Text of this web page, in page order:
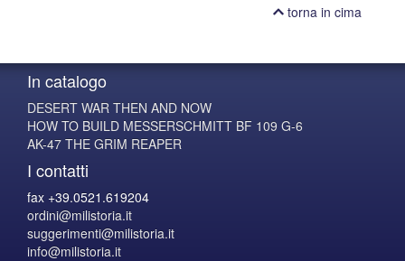
torna in cima
In catalogo
DESERT WAR THEN AND NOW
HOW TO BUILD MESSERSCHMITT BF 109 G-6
AK-47 THE GRIM REAPER
I contatti
fax +39.0521.619204
ordini@milistoria.it
suggerimenti@milistoria.it
info@milistoria.it